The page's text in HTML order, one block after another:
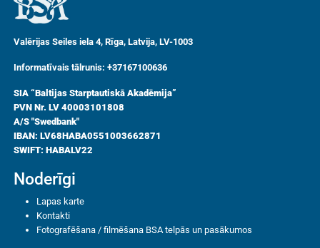
Valērijas Seiles iela 4, Rīga, Latvija, LV-1003
Informatīvais tālrunis: +37167100636
SIA “Baltijas Starptautiskā Akadēmija”
PVN Nr. LV 40003101808
A/S "Swedbank"
IBAN: LV68HABA0551003662871
SWIFT: HABALV22
Noderīgi
Lapas karte
Kontakti
Fotografēšana / filmēšana BSA telpās un pasākumos